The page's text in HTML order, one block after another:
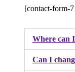
[contact-form-
Where can
Can I